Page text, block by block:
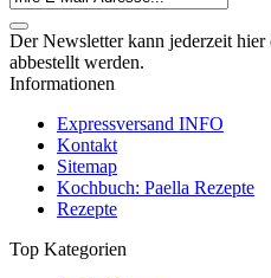
Der Newsletter kann jederzeit
abbestellt werden.
Informationen
Expressversand INFO
Kontakt
Sitemap
Kochbuch: Paella Rezepte
Rezepte
Top Kategorien